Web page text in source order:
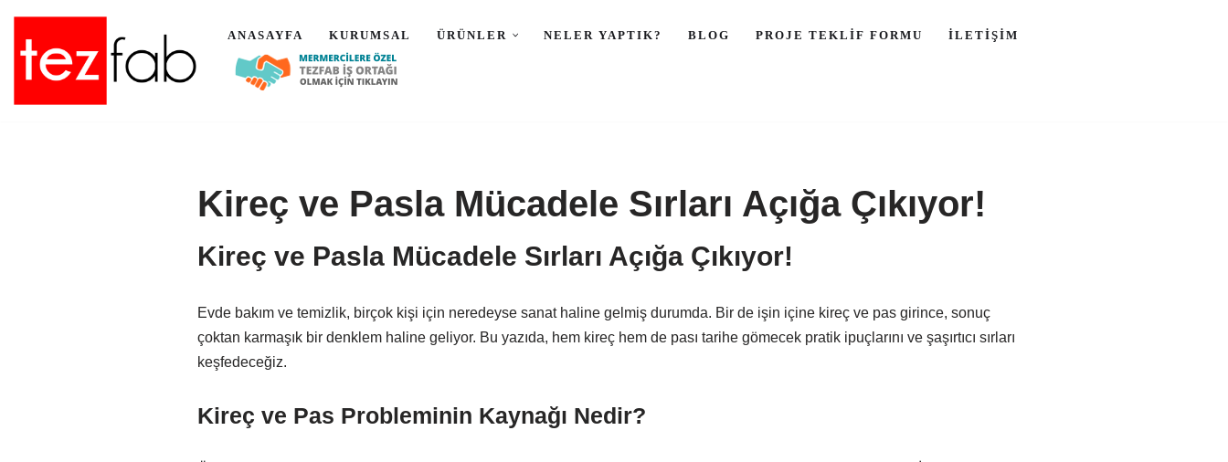
İçeriğe
ANASAYFA KURUMSAL ÜRÜNLER NELER YAPTIK? BLOG PROJE TEKLIF FORMU İLETIŞIM
Kireç ve Pasla Mücadele Sırları Açığa Çıkıyor!
Kireç ve Pasla Mücadele Sırları Açığa Çıkıyor!
Evde bakım ve temizlik, birçok kişi için neredeyse sanat haline gelmiş durumda. Bir de işin içine kireç ve pas girince, sonuç
çoktan karmaşık bir denklem haline geliyor. Bu yazıda, hem kireç hem de pası tarihe gömecek pratik ipuçlarını ve şaşırtıcı sırları
keşfedeceğiz.
Kireç ve Pas Probleminin Kaynağı Nedir?